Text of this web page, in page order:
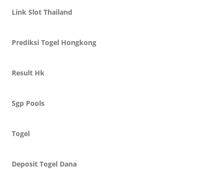
Link Slot Thailand
Prediksi Togel Hongkong
Result Hk
Sgp Pools
Togel
Deposit Togel Dana